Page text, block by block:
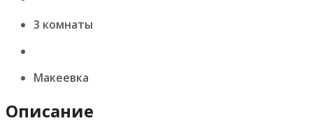
3 комнаты
Макеевка
Описание